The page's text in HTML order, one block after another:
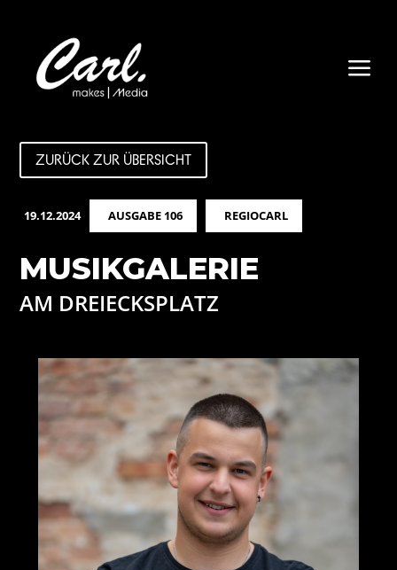
a
ZURÜCK ZUR ÜBERSICHT
19.12.2024 AUSGABE 106 REGIOCARL
MUSIKGALERIE
AM DREIECKSPLATZ